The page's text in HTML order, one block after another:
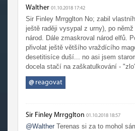
Walther 01.10.2018 17:42
Sir Finley Mrrgglton No; zabil
ještě raději vysypal z urny), po
národ. Dále zmaskroval národ elfů.
přivolat ještě většího vraždícího
desetitisíce duší... no asi jsem
docela stačí na zaškatulkování -
@reagovat
Sir Finley Mrrgglton 01.10.2018 18:57
@Walther Terenas si za to mohol